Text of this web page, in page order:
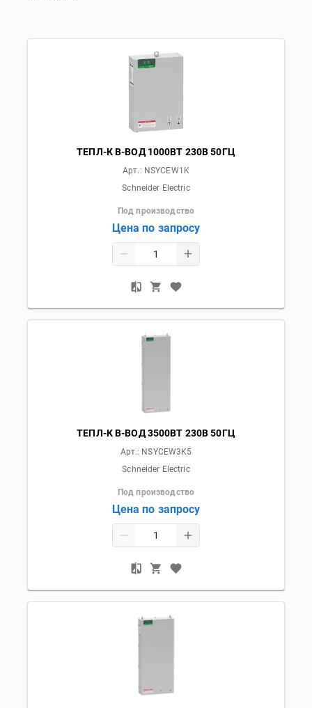
ТЕПЛ-К В-ВОД 1000ВТ 230В 50ГЦ
Арт.: NSYCEW1K
Schneider Electric
Под производство
Цена по запросу
ТЕПЛ-К В-ВОД 3500ВТ 230В 50ГЦ
Арт.: NSYCEW3K5
Schneider Electric
Под производство
Цена по запросу